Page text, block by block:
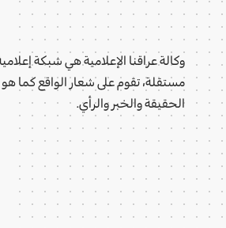
وكالة عراقنا الإعلامية هي شبكة
مستقلة، تقوم على شعار الواقع كما هو
الحقيقة والخبر والرأي.